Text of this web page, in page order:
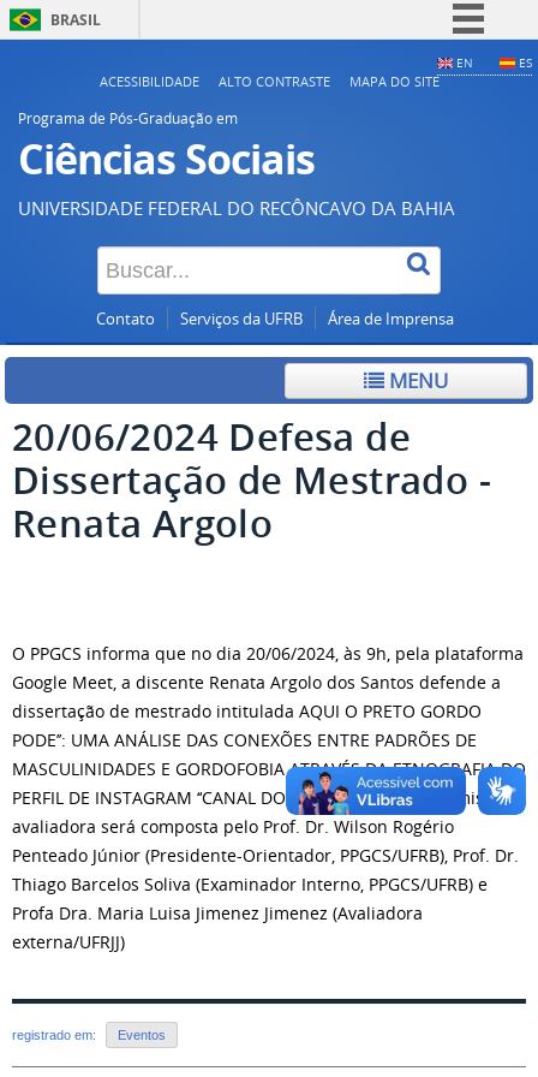
BRASIL
Acesso à informação
Legislação
Canais
EN ES
ACESSIBILIDADE ALTO CONTRASTE MAPA DO SITE
Programa de Pós-Graduação em
Ciências Sociais
UNIVERSIDADE FEDERAL DO RECÔNCAVO DA BAHIA
Contato Serviços da UFRB Área de Imprensa
MENU
20/06/2024 Defesa de
Dissertação de Mestrado -
Renata Argolo
O PPGCS informa que no dia 20/06/2024, às 9h, pela plataforma
Google Meet, a discente Renata Argolo dos Santos defende a
dissertação de mestrado intitulada AQUI O PRETO GORDO
PODE’’: UMA ANÁLISE DAS CONEXÕES ENTRE PADRÕES DE
MASCULINIDADES E GORDOFOBIA ATRAVÉS DA ETNOGRAFIA DO
PERFIL DE INSTAGRAM ‘‘CANAL DO PRETO GORDO’. A comissão
avaliadora será composta pelo Prof. Dr. Wilson Rogério
Penteado Júnior (Presidente-Orientador, PPGCS/UFRB), Prof. Dr.
Thiago Barcelos Soliva (Examinador Interno, PPGCS/UFRB) e
Profa Dra. Maria Luisa Jimenez Jimenez (Avaliadora
externa/UFRJJ)
registrado em: Eventos